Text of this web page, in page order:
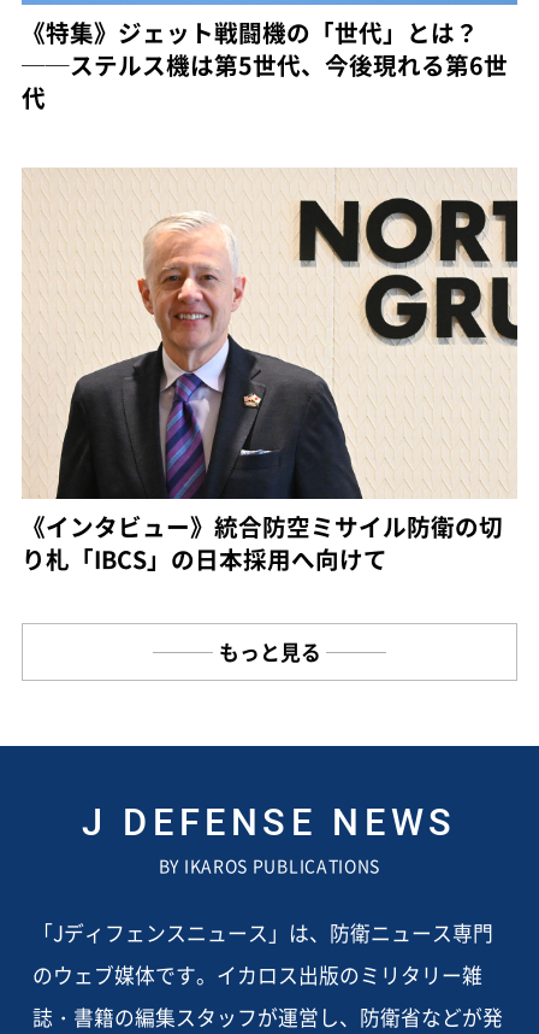
《特集》ジェット戦闘機の「世代」とは？
──ステルス機は第5世代、今後現れる第6世
代
《インタビュー》統合防空ミサイル防衛の切
り札「IBCS」の日本採用へ向けて
もっと見る
J DEFENSE NEWS
BY IKAROS PUBLICATIONS
「Jディフェンスニュース」は、防衛ニュース専門
のウェブ媒体です。イカロス出版のミリタリー雑
誌・書籍の編集スタッフが運営し、防衛省などが発